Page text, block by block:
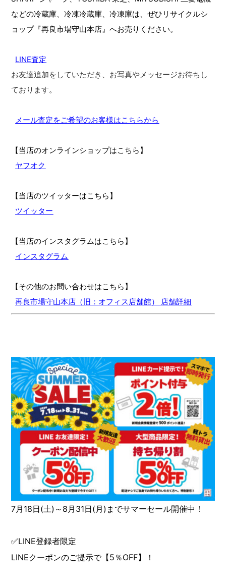
などの冷蔵庫、冷凍冷蔵庫、冷凍庫は、ぜひリサイクルシ
ョップ『再良市場守山本店』へお売りください。
LINE査定
お友達追加をしていただき、お写真やメッセージお待ちし
ております。
メール査定をご希望のお客様はこちらから
【当店のオンラインショップはこちら】
ヤフオク
【当店のツイッターはこちら】
ツイッター
【当店のインスタグラムはこちら】
インスタグラム
【その他のお問い合わせはこちら】
再良市場守山本店（旧：オフィス店舗館） 店舗詳細
7月18日(土)～8月31日(月)までサマーセール開催中！
✅LINE登録者限定
LINEクーポンのご提示で【5％OFF】！